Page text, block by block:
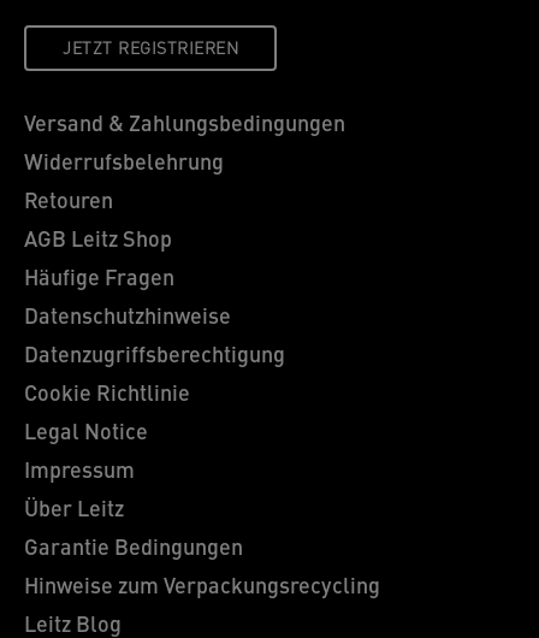
JETZT REGISTRIEREN
Versand & Zahlungsbedingungen
Widerrufsbelehrung
Retouren
AGB Leitz Shop
Häufige Fragen
Datenschutzhinweise
Datenzugriffsberechtigung
Cookie Richtlinie
Legal Notice
Impressum
Über Leitz
Garantie Bedingungen
Hinweise zum Verpackungsrecycling
Leitz Blog